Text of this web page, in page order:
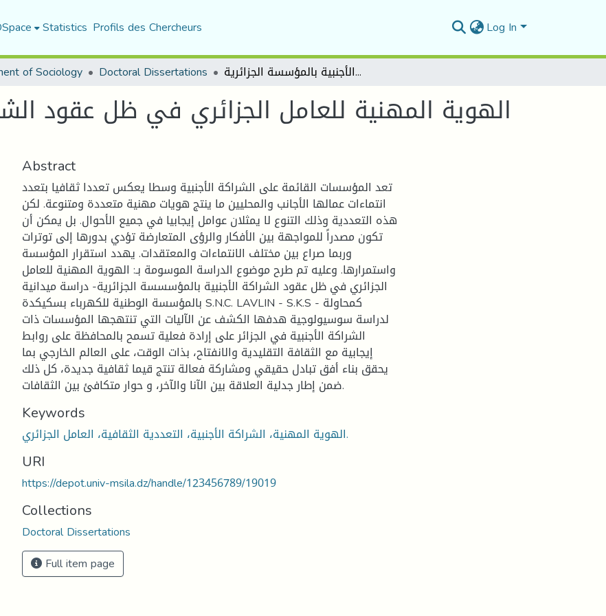
Statistics Profils des Chercheurs Log In
of Sociology Doctoral Dissertations الهوية المهنية للعامل الجزائري في ظل عقود الشراكة الأجنبية بالمؤسسة الجزائرية
الهوية المهنية للعامل الجزائري في ظل عقود
Abstract
تعد المؤسسات القائمة على الشراكة الأجنبية وسطا يعكس تعددا ثقافيا بتعدد
انتماءات عمالها الأجانب والمحليين ما ينتج هويات مهنية متعددة ومتنوعة. لكن
هذه التعددية وذلك التنوع لا يمثلان عوامل إيجابيا في جميع الأحوال. بل يمكن أن
تكون مصدراً للمواجهة بين الأفكار والرؤى المتعارضة تؤدي بدورها إلى توترات
وربما صراع بين مختلف الانتماءات والمعتقدات. يهدد استقرار المؤسسة
واستمرارها. وعليه تم طرح موضوع الدراسة الموسومة بـ: الهوية المهنية للعامل
الجزائري في ظل عقود الشراكة الأجنبية بالمؤسسسة الجزائرية- دراسة ميدانية
بالمؤسسة الوطنية للكهرباء بسكيكدة S.N.C. LAVLIN - S.K.S - كمحاولة
لدراسة سوسيولوجية هدفها الكشف عن الآليات التي تنتهجها المؤسسات ذات
الشراكة الأجنبية في الجزائر على إرادة فعلية تسمح بالمحافظة على روابط
إيجابية مع الثقافة التقليدية والانفتاح، بذات الوقت، على العالم الخارجي بما
يحقق بناء أفق تبادل حقيقي ومشاركة فعالة تنتج قيما ثقافية جديدة، كل ذلك
ضمن إطار جدلية العلاقة بين الآنا والآخر، و حوار متكافئ بين الثقافات.
Keywords
الهوية المهنية، الشراكة الأجنبية، التعددية الثقافية، العامل الجزائري.
URI
https://depot.univ-msila.dz/handle/123456789/19019
Collections
Doctoral Dissertations
Full item page